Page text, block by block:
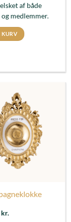
af både
medlemmer.
kr.